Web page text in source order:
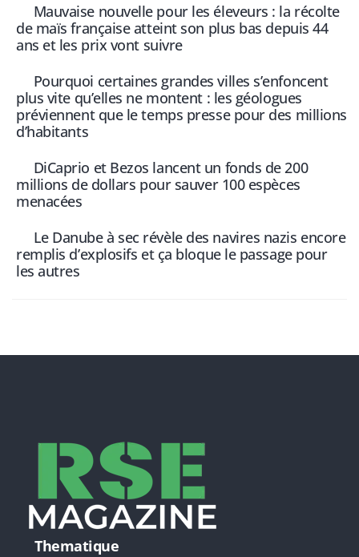
Mauvaise nouvelle pour les éleveurs : la récolte
de maïs française atteint son plus bas depuis 44
ans et les prix vont suivre
Pourquoi certaines grandes villes s’enfoncent
plus vite qu’elles ne montent : les géologues
préviennent que le temps presse pour des millions
d’habitants
DiCaprio et Bezos lancent un fonds de 200
millions de dollars pour sauver 100 espèces
menacées
Le Danube à sec révèle des navires nazis encore
remplis d’explosifs et ça bloque le passage pour
les autres
Thematique